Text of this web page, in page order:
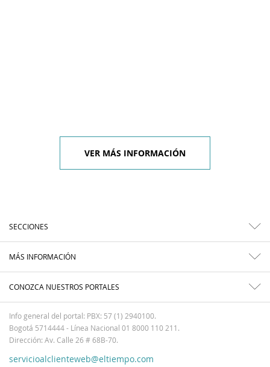
VER MÁS INFORMACIÓN
SECCIONES
MÁS INFORMACIÓN
CONOZCA NUESTROS PORTALES
Info general del portal: PBX: 57 (1) 2940100.
Bogotá 5714444 - Línea Nacional 01 8000 110 211.
Dirección: Av. Calle 26 # 68B-70.
servicioalclienteweb@eltiempo.com